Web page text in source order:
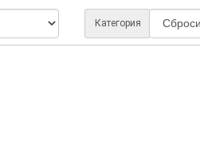
Категория